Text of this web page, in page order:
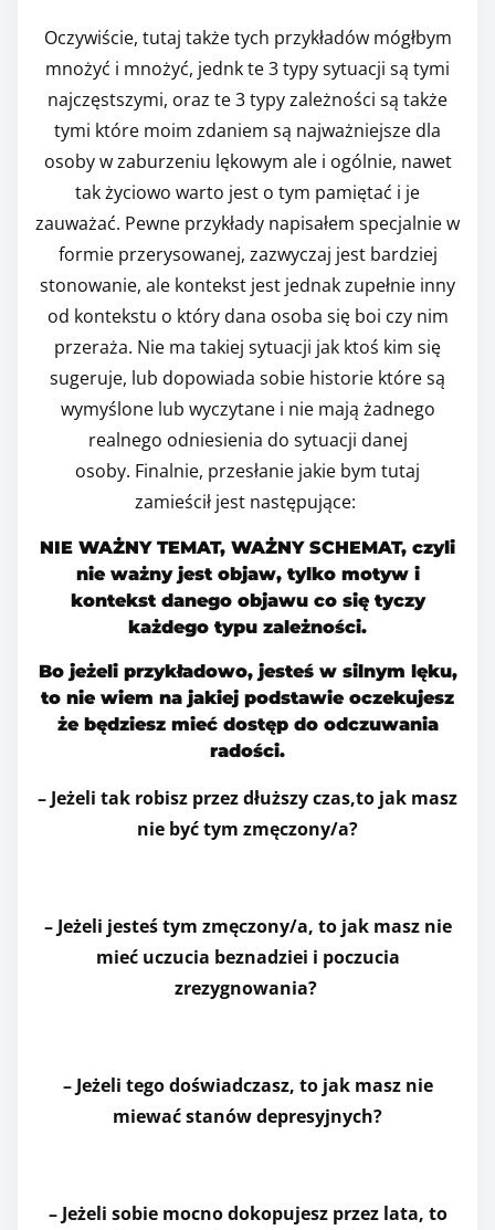
Oczywiście, tutaj także tych przykładów mógłbym
mnożyć i mnożyć, jednk te 3 typy sytuacji są tymi
najczęstszymi, oraz te 3 typy zależności są także
tymi które moim zdaniem są najważniejsze dla
osoby w zaburzeniu lękowym ale i ogólnie, nawet
tak życiowo warto jest o tym pamiętać i je
zauważać. Pewne przykłady napisałem specjalnie w
formie przerysowanej, zazwyczaj jest bardziej
stonowanie, ale kontekst jest jednak zupełnie inny
od kontekstu o który dana osoba się boi czy nim
przeraża. Nie ma takiej sytuacji jak ktoś kim się
sugeruje, lub dopowiada sobie historie które są
wymyślone lub wyczytane i nie mają żadnego
realnego odniesienia do sytuacji danej
osoby. Finalnie, przesłanie jakie bym tutaj
zamieścił jest następujące:
NIE WAŻNY TEMAT, WAŻNY SCHEMAT, czyli
nie ważny jest objaw, tylko motyw i
kontekst danego objawu co się tyczy
każdego typu zależności.
Bo jeżeli przykładowo, jesteś w silnym lęku,
to nie wiem na jakiej podstawie oczekujesz
że będziesz mieć dostęp do odczuwania
radości.
– Jeżeli tak robisz przez dłuższy czas,to jak masz
nie być tym zmęczony/a?
– Jeżeli jesteś tym zmęczony/a, to jak masz nie
mieć uczucia beznadziei i poczucia
zrezygnowania?
– Jeżeli tego doświadczasz, to jak masz nie
miewać stanów depresyjnych?
– Jeżeli sobie mocno dokopujesz przez lata, to